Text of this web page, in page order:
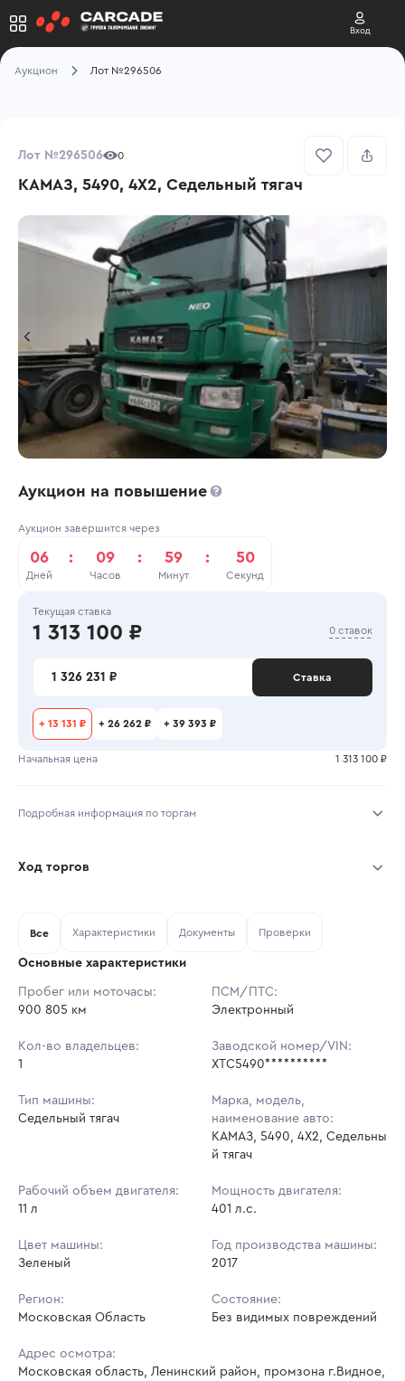
Вход
Аукцион Лот №296506
Лот №296506 0
КАМАЗ, 5490, 4X2, Седельный тягач
Аукцион на повышение
Аукцион завершится через
06
Дней
: 09
Часов
: 59
Минут
: 50
Секунд
Текущая ставка
1 313 100 ₽ 0 ставок
1 326 231 ₽ Ставка
+ 13 131 ₽ + 26 262 ₽ + 39 393 ₽
Начальная цена 1 313 100 ₽
Подробная информация по торгам
Тип аукциона: Открытые торги
Шаг торгов: 13 131 ₽
Кол-во ставок:
Ход торгов
Ставок не найдено
в аукционах
Все Характеристики Документы Проверки
Основные характеристики
Пробег или моточасы:
900 805 км
ПСМ/ПТС:
Электронный
Кол-во владельцев:
1
Заводской номер/VIN:
XTC5490**********
Тип машины:
Седельный тягач
Марка, модель,
наименование авто:
КАМАЗ, 5490, 4X2, Седельны
й тягач
Рабочий объем двигателя:
11 л
Мощность двигателя:
401 л.с.
Цвет машины:
Зеленый
Год производства машины:
2017
Регион:
Московская Область
Состояние:
Без видимых повреждений
Адрес осмотра:
Московская область, Ленинский район, промзона г.Видное,